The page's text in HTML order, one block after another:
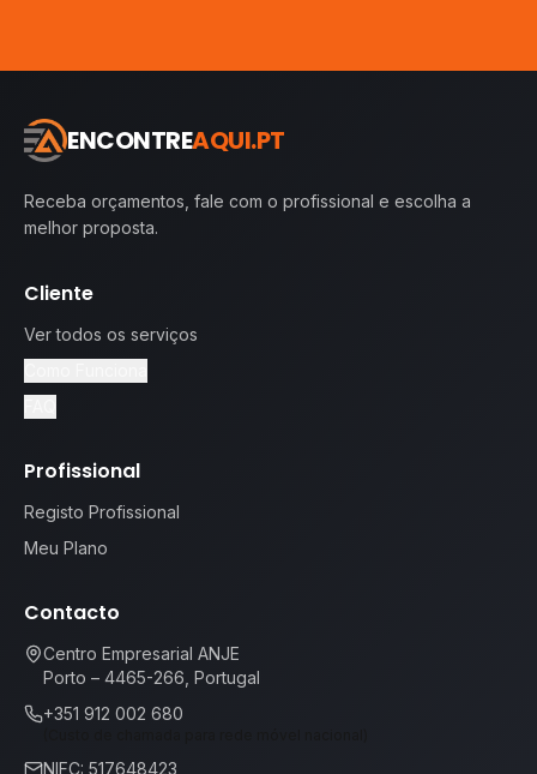
ENCONTREAQUI.PT
Receba orçamentos, fale com o profissional e escolha a
melhor proposta.
Cliente
Ver todos os serviços
Profissional
Registo Profissional
Meu Plano
Contacto
Centro Empresarial ANJE
Porto – 4465-266, Portugal
+351 912 002 680
NIFC: 517648423